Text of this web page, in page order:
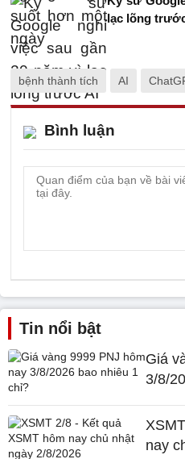
lạc lõng
bệnh thành tích AI
Bình luận
Tin nổi bật
Giá
3/8/
nay